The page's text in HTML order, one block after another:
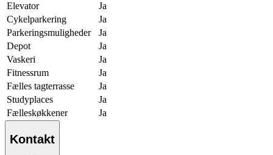
Elevator
Ja
Cykelparkering
Ja
Parkeringsmuligheder
Ja
Depot
Ja
Vaskeri
Ja
Fitnessrum
Ja
Fælles tagterrasse
Ja
Studyplaces
Ja
Fælleskøkkener
Ja
Kontakt